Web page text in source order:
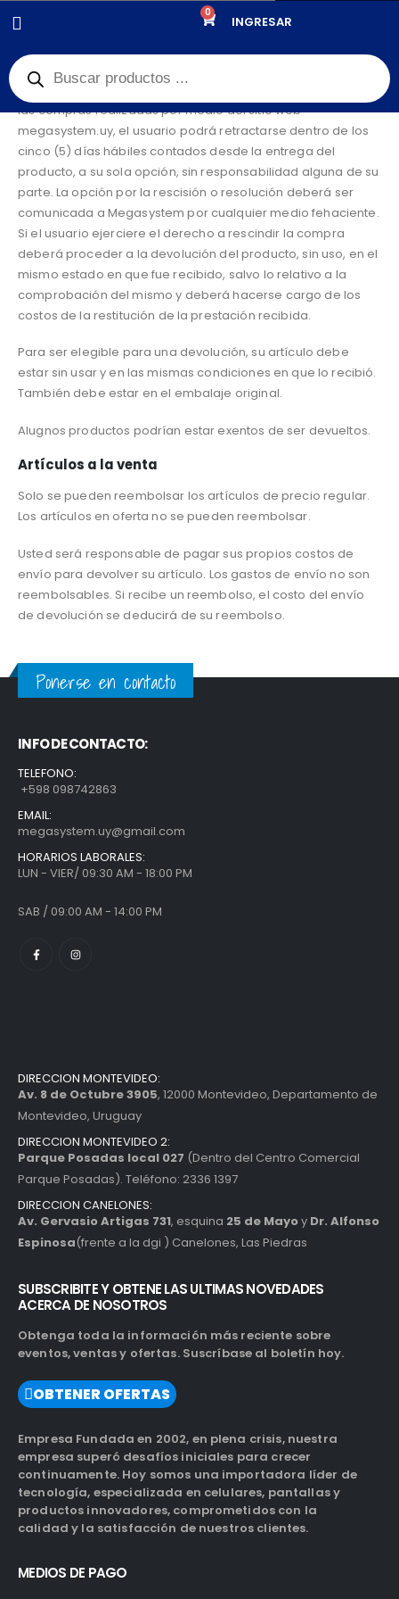
0
INGRESAR
POLÍTICA DE DEVOLUCIONES Y REEMBOLSOS
Cambios y devoluciones.
De acuerdo a lo previsto en el artículo 16 de la Ley No. 17.250,
las compras realizadas por medio del sitio web
megasystem.uy, el usuario podrá retractarse dentro de los
cinco (5) días hábiles contados desde la entrega del
producto, a su sola opción, sin responsabilidad alguna de su
parte. La opción por la rescisión o resolución deberá ser
comunicada a Megasystem por cualquier medio fehaciente.
Si el usuario ejerciere el derecho a rescindir la compra
deberá proceder a la devolución del producto, sin uso, en el
mismo estado en que fue recibido, salvo lo relativo a la
comprobación del mismo y deberá hacerse cargo de los
costos de la restitución de la prestación recibida.
Para ser elegible para una devolución, su artículo debe
estar sin usar y en las mismas condiciones en que lo recibió.
También debe estar en el embalaje original.
Alugnos productos podrían estar exentos de ser devueltos.
Artículos a la venta
Solo se pueden reembolsar los artículos de precio regular.
Los artículos en oferta no se pueden reembolsar.
Usted será responsable de pagar sus propios costos de
envío para devolver su artículo. Los gastos de envío no son
reembolsables. Si recibe un reembolso, el costo del envío
de devolución se deducirá de su reembolso.
Ponerse en contacto
INFO DE CONTACTO:
TELEFONO:
+598 098742863
EMAIL:
megasystem.uy@gmail.com
HORARIOS LABORALES:
LUN - VIER/ 09:30 AM - 18:00 PM
SAB / 09:00 AM - 14:00 PM
DIRECCION MONTEVIDEO:
Av. 8 de Octubre 3905, 12000 Montevideo, Departamento de
Montevideo, Uruguay
DIRECCION MONTEVIDEO 2:
Parque Posadas local 027 (Dentro del Centro Comercial
Parque Posadas). Teléfono: 2336 1397
DIRECCION CANELONES:
Av. Gervasio Artigas 731, esquina 25 de Mayoy Dr. Alfonso
Espinosa(frente a la dgi ) Canelones, Las Piedras
SUBSCRIBITE Y OBTENE LAS ULTIMAS NOVEDADES
ACERCA DE NOSOTROS
Obtenga toda la información más reciente sobre
eventos, ventas y ofertas. Suscríbase al boletín hoy.
OBTENER OFERTAS
Empresa Fundada en 2002, en plena crisis, nuestra
empresa superó desafíos iniciales para crecer
continuamente. Hoy somos una importadora líder de
tecnología, especializada en celulares, pantallas y
productos innovadores, comprometidos con la
calidad y la satisfacción de nuestros clientes.
MEDIOS DE PAGO